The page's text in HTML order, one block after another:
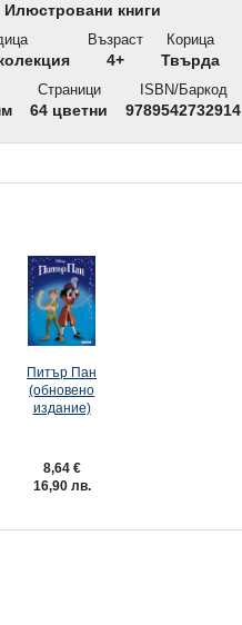
Илюстровани книги
Възраст
4+
Корица
Твърда
Страници
64 цветни
ISBN/Баркод
9789542732914
Питър Пан
(обновено
издание)
8,64 €
16,90 лв.